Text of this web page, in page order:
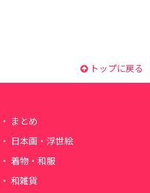
トップに戻る
まとめ
日本画・浮世絵
着物・和服
和雑貨